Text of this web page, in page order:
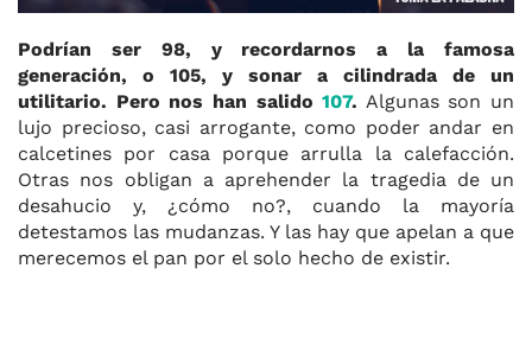
Podrían ser 98, y recordarnos a la famosa
generación, o 105, y sonar a cilindrada de un
utilitario. Pero nos han salido107. Algunas son un
lujo precioso, casi arrogante, como poder andar en
calcetines por casa porque arrulla la calefacción.
Otras nos obligan a aprehender la tragedia de un
desahucio y, ¿cómo no?, cuando la mayoría
detestamos las mudanzas. Y las hay que apelan a que
merecemos el pan por el solo hecho de existir.